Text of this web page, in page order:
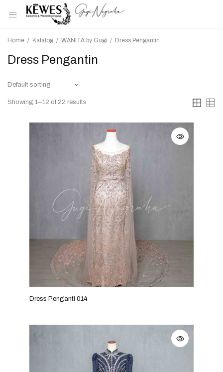
Home / Katalog / WANITA by Gugi / Dress Pengantin
Dress Pengantin
Showing 1–12 of 22 results
Dress Penganti 014